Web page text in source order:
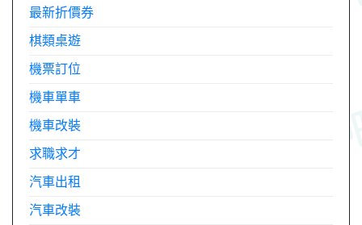
最新折價券
棋類桌遊
機票訂位
機車單車
機車改裝
求職求才
汽車出租
汽車改裝